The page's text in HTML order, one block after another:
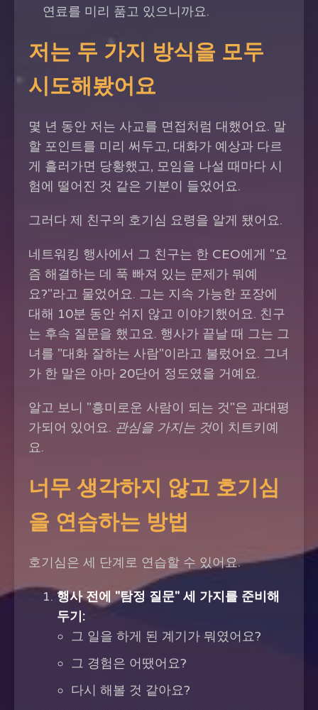
연료를 미리 품고 있으니까요.
저는 두 가지 방식을 모두
시도해봤어요
몇 년 동안 저는 사교를 면접처럼 대했어요. 말
할 포인트를 미리 써두고, 대화가 예상과 다르
게 흘러가면 당황했고, 모임을 나설 때마다 시
험에 떨어진 것 같은 기분이 들었어요.
그러다 제 친구의 호기심 요령을 알게 됐어요.
네트워킹 행사에서 그 친구는 한 CEO에게 "요
즘 해결하는 데 푹 빠져 있는 문제가 뭐예
요?"라고 물었어요. 그는 지속 가능한 포장에
대해 10분 동안 쉬지 않고 이야기했어요. 친구
는 후속 질문을 했고요. 행사가 끝날 때 그는 그
녀를 "대화 잘하는 사람"이라고 불렀어요. 그녀
가 한 말은 아마 20단어 정도였을 거예요.
알고 보니 "흥미로운 사람이 되는 것"은 과대평
가되어 있어요. 관심을 가지는 것이 치트키예
요.
너무 생각하지 않고 호기심
을 연습하는 방법
호기심은 세 단계로 연습할 수 있어요.
행사 전에 "탐정 질문" 세 가지를 준비해
두기:
그 일을 하게 된 계기가 뭐였어요?
그 경험은 어땠어요?
다시 해볼 것 같아요?